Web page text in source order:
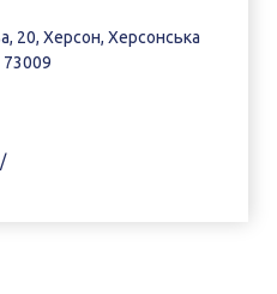
20, Херсон, Херсонська
73009